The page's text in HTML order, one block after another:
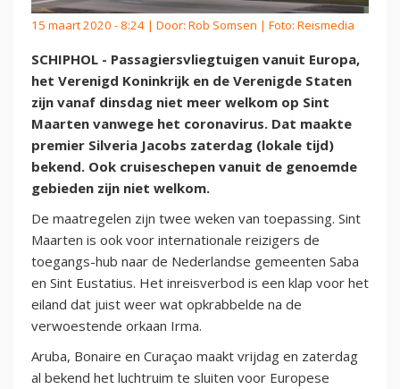
15 maart 2020 - 8:24 | Door: Rob Somsen | Foto: Reismedia
SCHIPHOL - Passagiersvliegtuigen vanuit Europa,
het Verenigd Koninkrijk en de Verenigde Staten
zijn vanaf dinsdag niet meer welkom op Sint
Maarten vanwege het coronavirus. Dat maakte
premier Silveria Jacobs zaterdag (lokale tijd)
bekend. Ook cruiseschepen vanuit de genoemde
gebieden zijn niet welkom.
De maatregelen zijn twee weken van toepassing. Sint
Maarten is ook voor internationale reizigers de
toegangs-hub naar de Nederlandse gemeenten Saba
en Sint Eustatius. Het inreisverbod is een klap voor het
eiland dat juist weer wat opkrabbelde na de
verwoestende orkaan Irma.
Aruba, Bonaire en Curaçao maakt vrijdag en zaterdag
al bekend het luchtruim te sluiten voor Europese